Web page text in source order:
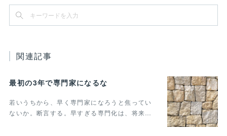
関連記事
最初の3年で専門家になるな
若いうちから、早く専門家になろうと焦ってい
ないか。断言する。早すぎる専門化は、将来…